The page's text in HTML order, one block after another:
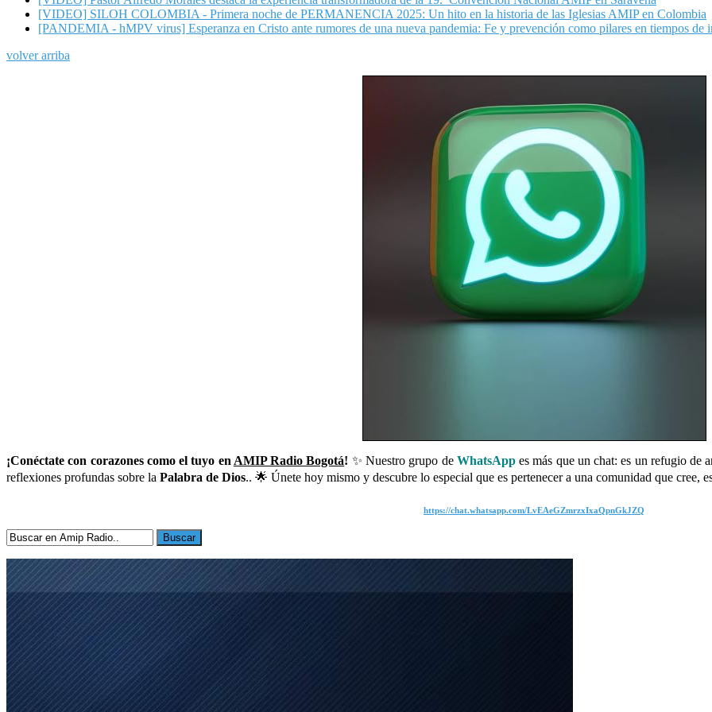
[VIDEO] SILOH COLOMBIA - Primera noche de PERMANENCIA 2025: Un hito en la historia de las Iglesias AMIP en Colombia
[PANDEMIA - hMPV virus] Esperanza en Cristo ante rumores de una nueva pandemia: Fe y prevención como pilares en tiempos de
volver arriba
¡Conéctate con corazones como el tuyo en AMIP Radio Bogotá! ✨ Nuestro grupo de WhatsAppes más que un chat: es un refugio de
reflexiones profundas sobre la Palabra de Dios.. 🌟 Únete hoy mismo y descubre lo especial que es pertenecer a una comunidad que cree,
https://chat.whatsapp.com/LvEAeGZmrzxIxaQpnGkJZQ